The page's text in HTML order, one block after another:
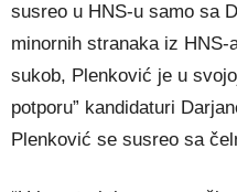
susreo u HNS-u samo sa
minornih stranaka iz
sukob, Plenković je u
potporu” kandidaturi
Plenković se susreo sa